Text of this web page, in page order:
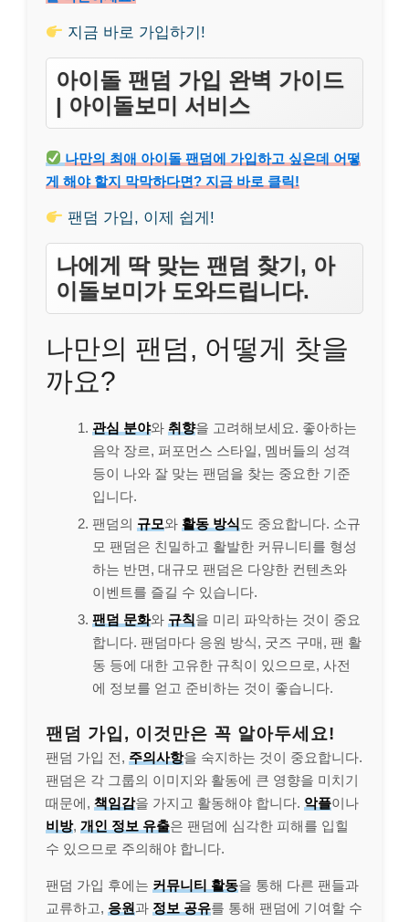
지금 바로 가입하기!
아이돌 팬덤 가입 완벽 가이드
| 아이돌보미 서비스
나만의 최애 아이돌 팬덤에 가입하고 싶은데 어떻
게 해야 할지 막막하다면? 지금 바로 클릭!
팬덤 가입, 이제 쉽게!
나에게 딱 맞는 팬덤 찾기, 아
이돌보미가 도와드립니다.
나만의 팬덤, 어떻게 찾을
까요?
관심 분야와 취향을 고려해보세요. 좋아하는
음악 장르, 퍼포먼스 스타일, 멤버들의 성격
등이 나와 잘 맞는 팬덤을 찾는 중요한 기준
입니다.
팬덤의 규모와 활동 방식 도 중요합니다. 소규
모 팬덤은 친밀하고 활발한 커뮤니티를 형성
하는 반면, 대규모 팬덤은 다양한 컨텐츠와
이벤트를 즐길 수 있습니다.
팬덤 문화와 규칙을 미리 파악하는 것이 중요
합니다. 팬덤마다 응원 방식, 굿즈 구매, 팬 활
동 등에 대한 고유한 규칙이 있으므로, 사전
에 정보를 얻고 준비하는 것이 좋습니다.
팬덤 가입, 이것만은 꼭 알아두세요!
팬덤 가입 전, 주의사항을 숙지하는 것이 중요합니다.
팬덤은 각 그룹의 이미지와 활동에 큰 영향을 미치기
때문에, 책임감을 가지고 활동해야 합니다. 악플이나
비방, 개인 정보 유출은 팬덤에 심각한 피해를 입힐
수 있으므로 주의해야 합니다.
팬덤 가입 후에는 커뮤니티 활동을 통해 다른 팬들과
교류하고, 응원과 정보 공유를 통해 팬덤에 기여할 수